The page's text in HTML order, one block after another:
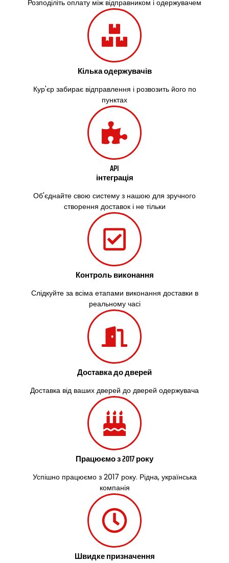
Розподіліть оплату між відправником і одержувачем
Кілька одержувачів
Кур'єр забирає відправлення і розвозить його по
пунктах
API
інтеграція
Об'єднайте свою систему з нашою для зручного
створення доставок і не тільки
Контроль виконання
Слідкуйте за всіма етапами виконання доставки в
реальному часі
Доставка до дверей
Доставка від ваших дверей до дверей одержувача
Працюємо з 2017 року
Успішно працюємо з 2017 року. Рідна, українська
компанія
Швидке призначення
Здолбунів
Охтирка
Олександрія
Білгород-Дністровський
Белопілля